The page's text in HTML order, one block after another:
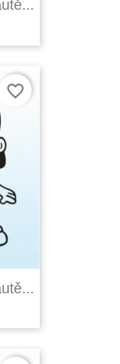
favorite_border